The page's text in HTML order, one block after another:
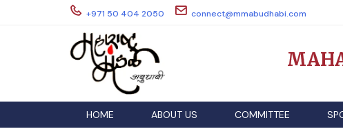
+971 50 404 2050 connect@mmabudhabi.com
HOME ABOUT US COMMITTEE